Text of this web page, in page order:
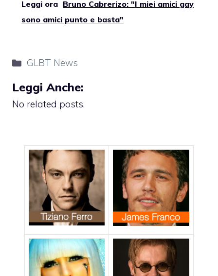
Leggi ora Bruno Cabrerizo: "I miei amici gay
sono amici punto e basta"
Categorie
GLBT News
Leggi Anche:
No related posts.